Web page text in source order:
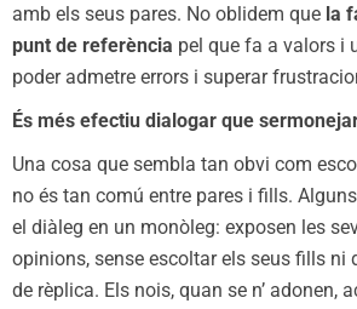
amb els seus pares. No oblidem que la
punt de referència pel que fa a valors i
poder admetre errors i superar
És més efectiu dialogar que
Una cosa que sembla tan obvi com
no és tan comú entre pares i fills.
el diàleg en un monòleg: exposen les
opinions, sense escoltar els seus fills ni
de rèplica. Els nois, quan se n’ adonen,